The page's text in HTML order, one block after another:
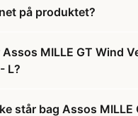
på produktet?
MILLE GT Wind
L?
står bag Assos MILLE